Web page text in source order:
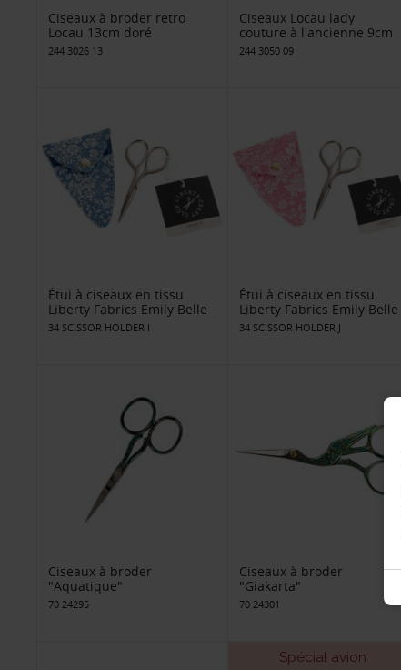
Ciseaux à broder retro
Locau 13cm doré
244 3026 13
Ciseaux Locau lady
couture à l'ancienne 9cm
244 3050 09
Étui à ciseaux en tissu
Liberty Fabrics Emily Belle
34 SCISSOR HOLDER I
Étui à ciseaux en tissu
Liberty Fabrics Emily Belle
34 SCISSOR HOLDER J
Ciseaux à broder
"Aquatique"
70 24295
Ciseaux à broder
"Giakarta"
70 24301
Spécial avion